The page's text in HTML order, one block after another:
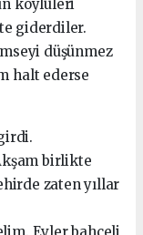
köylüleri
giderdiler.
düşünmez
halt ederse
birlikte
zaten yıllar
Evler bahçeli